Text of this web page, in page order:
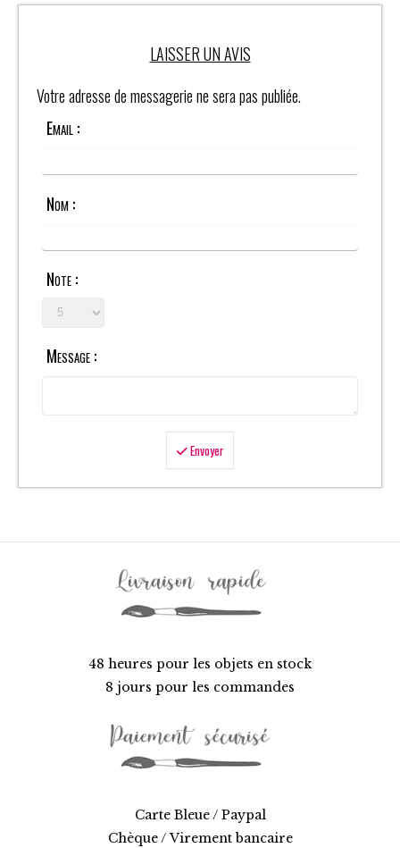
LAISSER UN AVIS
Votre adresse de messagerie ne sera pas publiée.
Email :
Nom :
Note :
Message :
Envoyer
48 heures pour les objets en stock
8 jours pour les commandes
Carte Bleue / Paypal
Chèque / Virement bancaire